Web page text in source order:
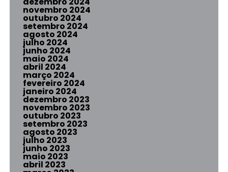
novembro 2024
outubro 2024
setembro 2024
agosto 2024
julho 2024
junho 2024
maio 2024
abril 2024
março 2024
fevereiro 2024
janeiro 2024
dezembro 2023
novembro 2023
outubro 2023
setembro 2023
agosto 2023
julho 2023
junho 2023
maio 2023
abril 2023